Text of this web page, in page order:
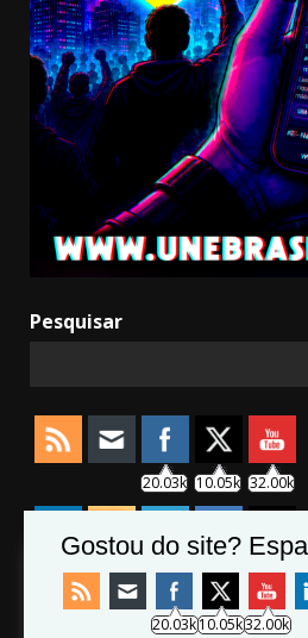
Pesquisar
20.03k 10.05k 32.00k
3.91k 2.09k 11000
Gostou do site?
20.03k10.05k32.00k